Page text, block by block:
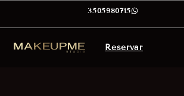
3505980715
Reservar